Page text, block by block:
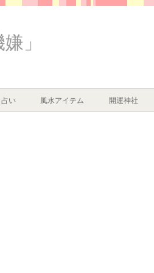
」
占い 風水アイテム 開運神社